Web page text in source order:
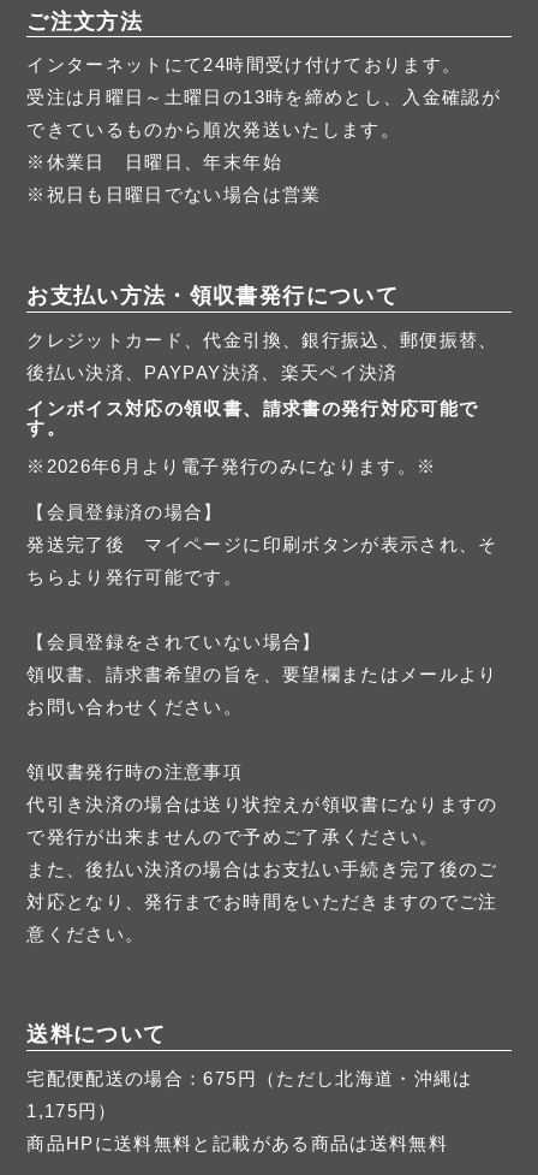
ご注文方法
インターネットにて24時間受け付けております。
受注は月曜日～土曜日の13時を締めとし、入金確認が
できているものから順次発送いたします。
※休業日 日曜日、年末年始
※祝日も日曜日でない場合は営業
お支払い方法・領収書発行について
クレジットカード、代金引換、銀行振込、郵便振替、
後払い決済、PAYPAY決済、楽天ペイ決済
インボイス対応の領収書、請求書の発行対応可能で
す。
※2026年6月より電子発行のみになります。※
【会員登録済の場合】
発送完了後 マイページに印刷ボタンが表示され、そ
ちらより発行可能です。
【会員登録をされていない場合】
領収書、請求書希望の旨を、要望欄またはメールより
お問い合わせください。
領収書発行時の注意事項
代引き決済の場合は送り状控えが領収書になりますの
で発行が出来ませんので予めご了承ください。
また、後払い決済の場合はお支払い手続き完了後のご
対応となり、発行までお時間をいただきますのでご注
意ください。
送料について
宅配便配送の場合：675円（ただし北海道・沖縄は
1,175円）
商品HPに送料無料と記載がある商品は送料無料